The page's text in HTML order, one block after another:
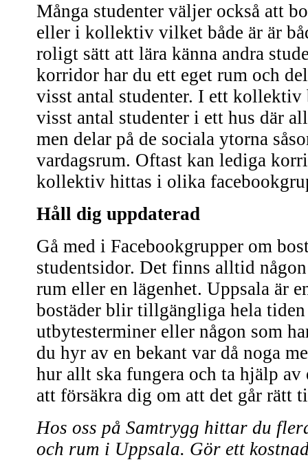
Många studenter väljer också att
eller i kollektiv vilket både är är
roligt sätt att lära känna andra
korridor har du ett eget rum och
visst antal studenter. I ett kollektiv
visst antal studenter i ett hus där
men delar på de sociala ytorna
vardagsrum. Oftast kan lediga
kollektiv hittas i olika
Håll dig uppdaterad
Gå med i Facebookgrupper om
studentsidor. Det finns alltid
rum eller en lägenhet. Uppsala är
bostäder blir tillgängliga hela tiden
utbytesterminer eller någon som
du hyr av en bekant var då noga
hur allt ska fungera och ta hjälp av
att försäkra dig om att det går rätt
Hos oss på Samtrygg hittar du
och rum i Uppsala. Gör ett